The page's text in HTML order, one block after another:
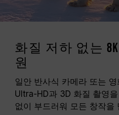
화질 저하 없는
원
일안 반사식 카메라 또는
Ultra-HD과 3D 화질 촬영
없이 부드러워 모든 창작을